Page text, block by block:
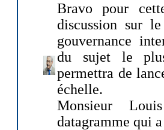
Bravo pour
discussion sur
gouvernance
du sujet le
permettra de
échelle.
Monsieur
datagramme qui